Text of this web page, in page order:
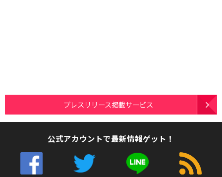
プレスリリース掲載サービス
公式アカウントで最新情報ゲット！